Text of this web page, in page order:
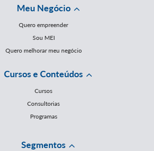
Meu Negócio
Quero empreender
Sou MEI
Quero melhorar meu negócio
Cursos e Conteúdos
Cursos
Consultorias
Programas
Segmentos